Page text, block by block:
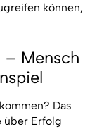
können,
– Mensch
Das
über Erfolg